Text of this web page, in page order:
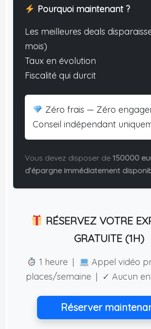
Pourquoi maintenant ?
Les meilleures deals
mois)
Taux en évolution
Fiscalité qui durcit
Zéro frais — Zéro
Conseil indépendant
Vous devez disposer de 150000
d’épargne immédiatement
RÉSERVEZ VOTRE
GRATUITE (1H)
1 heure | Appel vidéo
places/semaine | ✓ Aucun
Réserver